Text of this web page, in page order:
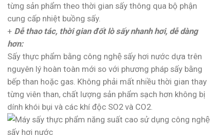
từng sản phẩm theo thời gian sấy thông qua bộ phận
cung cấp nhiệt buồng sấy.
+ Dễ thao tác, thời gian đốt lò sấy nhanh hơi, dễ dàng
hơn:
Sấy thực phẩm bằng công nghệ sấy hơi nước dựa trên
nguyên lý hoàn toàn mới so với phương pháp sấy bằng
bếp than hoặc gas. Không phải mất nhiều thời gian thay
từng viên than, chất lượng sản phẩm sạch hơn không bị
dính khói bụi và các khí độc SO2 và CO2.